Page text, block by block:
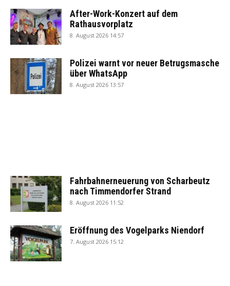
After-Work-Konzert auf dem
Rathausvorplatz
8. August 2026 14:57
Polizei warnt vor neuer Betrugsmasche
über WhatsApp
8. August 2026 13:57
Fahrbahnerneuerung von Scharbeutz
nach Timmendorfer Strand
8. August 2026 11:52
Eröffnung des Vogelparks Niendorf
7. August 2026 15:12